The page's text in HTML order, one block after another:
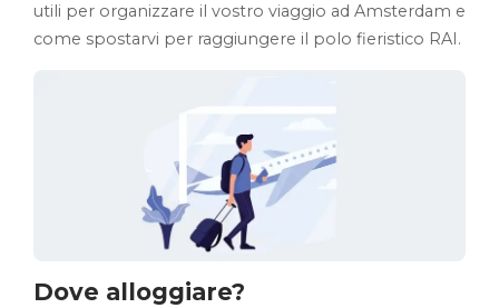
utili per organizzare il vostro viaggio ad Amsterdam e
come spostarvi per raggiungere il polo fieristico RAI.
Dove alloggiare?